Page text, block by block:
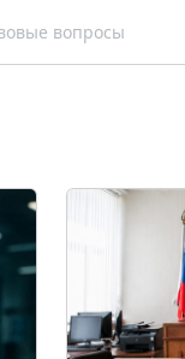
вопросы